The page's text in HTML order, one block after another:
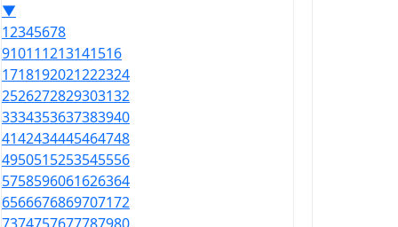
▼
12345678
910111213141516
1718192021222324
2526272829303132
3334353637383940
4142434445464748
4950515253545556
5758596061626364
6566676869707172